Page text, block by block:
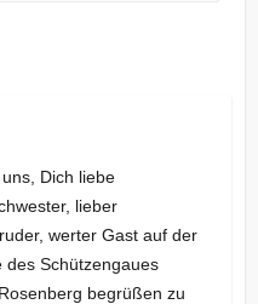
Dich liebe
lieber
werter Gast auf der
des Schützengaues
begrüßen zu